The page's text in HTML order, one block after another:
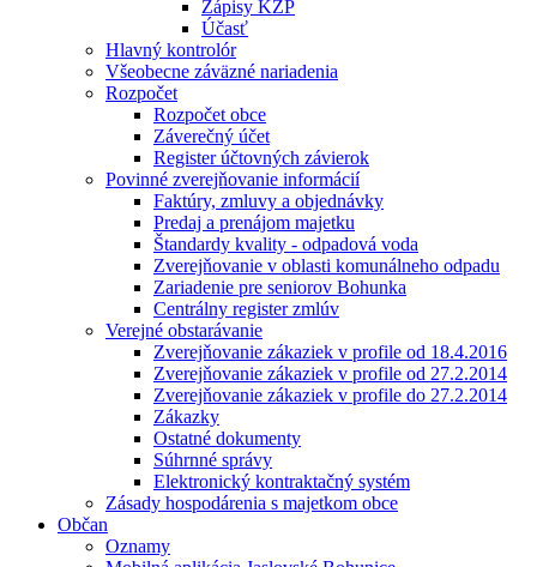
Zápisy KŽP
Účasť
Hlavný kontrolór
Všeobecne záväzné nariadenia
Rozpočet
Rozpočet obce
Záverečný účet
Register účtovných závierok
Povinné zverejňovanie informácií
Faktúry, zmluvy a objednávky
Predaj a prenájom majetku
Štandardy kvality - odpadová voda
Zverejňovanie v oblasti komunálneho odpadu
Zariadenie pre seniorov Bohunka
Centrálny register zmlúv
Verejné obstarávanie
Zverejňovanie zákaziek v profile od 18.4.2016
Zverejňovanie zákaziek v profile od 27.2.2014
Zverejňovanie zákaziek v profile do 27.2.2014
Zákazky
Ostatné dokumenty
Súhrnné správy
Elektronický kontraktačný systém
Zásady hospodárenia s majetkom obce
Občan
Oznamy